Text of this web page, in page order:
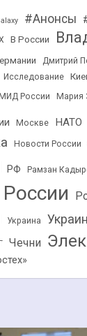
#Анонсы
В России
Дмитрий
Исследование
МИД России Мария
Москве НАТО
Новости России
РФ Рамзан
России
Украина
Чечни